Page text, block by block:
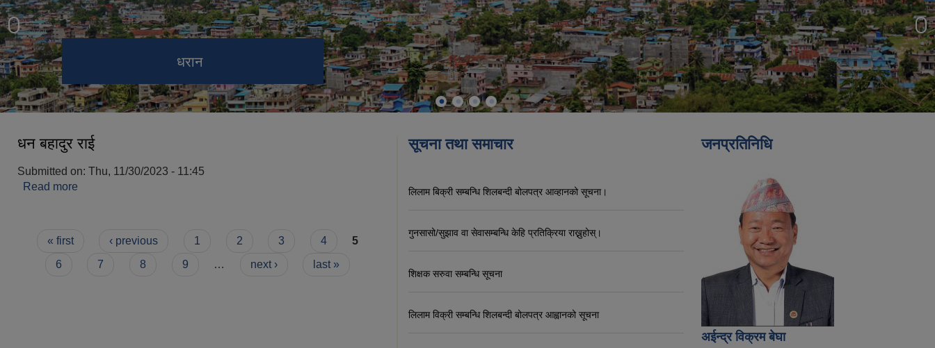
धरान
पिण्डेश्वर मन्दिर
बुढासुब्बा मन्दिर
भेडेटार
धन बहादुर राई
Submitted on: Thu, 11/30/2023 - 11:45
Read more
Pages
« first ‹ previous 1 2 3 4
5
6
7 8 9 … next › last »
सूचना तथा समाचार
लिलाम बिक्री सम्बन्धि शिलबन्दी बोलपत्र आव्हानको सूचना।
गुनसासो/सुझाव वा सेवासम्बन्धि केहि प्रतिक्रिया राख्नुहोस्।
शिक्षक सरुवा सम्बन्धि सूचना
लिलाम विक्री सम्बन्धि शिलबन्दी बोलपत्र आह्वानको सूचना
जनप्रतिनिधि
अईन्द्र विक्रम बेघा